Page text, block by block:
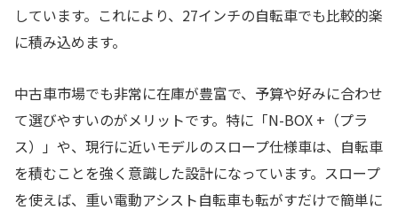
しています。これにより、27インチの自転車でも比較的楽
に積み込めます。
中古車市場でも非常に在庫が豊富で、予算や好みに合わせ
て選びやすいのがメリットです。特に「N-BOX +（プラ
ス）」や、現行に近いモデルのスロープ仕様車は、自転車
を積むことを強く意識した設計になっています。スロープ
を使えば、重い電動アシスト自転車も転がすだけで簡単に